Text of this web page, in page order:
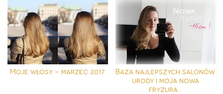
Moje włosy - marzec 2017
Baza najlepszych salonów
urody i moja nowa
fryzura...